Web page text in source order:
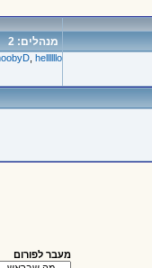
מנהלים: 2
hellllllo
מעבר לפורום